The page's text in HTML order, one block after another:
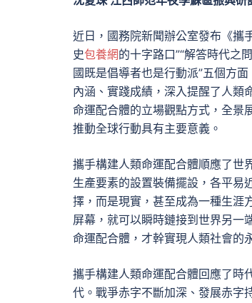
近日，國務院新聞辦公室發布《攜
史包養網的十字路口”“解答時代之
國既是倡導者也是行動派”五個方
內涵、實踐成績，深入提醒了人類
命運配合體的立場觀點方式，全景
推動全球行動具有主要意義。
攜手構建人類命運配合體順應了世
生產要素的設置裝備擺設，各平易
擇，而是現實，甚至成為一種生涯
屏幕，就可以瞬時鏈接到世界另一
命運配合體，才幹實現人類社會的
攜手構建人類命運配合體回應了時
代。戰爭赤字不斷加深、發展赤字